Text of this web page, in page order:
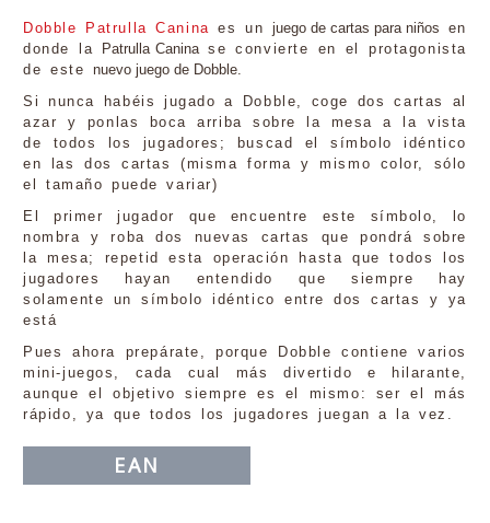
Dobble Patrulla Canina es un juego de cartas para niños en
donde la Patrulla Caninase convierte en el protagonista
de este nuevo juego de Dobble.
Si nunca habéis jugado a Dobble, coge dos cartas al
azar y ponlas boca arriba sobre la mesa a la vista
de todos los jugadores; buscad el símbolo idéntico
en las dos cartas (misma forma y mismo color, sólo
el tamaño puede variar)
El primer jugador que encuentre este símbolo, lo
nombra y roba dos nuevas cartas que pondrá sobre
la mesa; repetid esta operación hasta que todos los
jugadores hayan entendido que siempre hay
solamente un símbolo idéntico entre dos cartas y ya
está
Pues ahora prepárate, porque Dobble contiene varios
mini-juegos, cada cual más divertido e hilarante,
aunque el objetivo siempre es el mismo: ser el más
rápido, ya que todos los jugadores juegan a la vez.
EAN